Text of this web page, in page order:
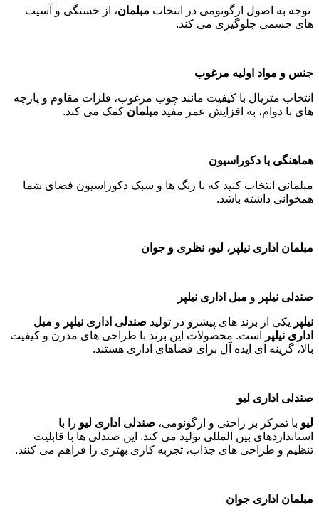
توجه به اصول ارگونومی در انتخاب مبلمان، از خستگی و آسیب
های جسمی جلوگیری می کند.
جنس و مواد اولیه مرغوب
انتخاب متریال با کیفیت مانند چوب مرغوب، فلزات مقاوم و پارچه
های با دوام، به افزایش عمر مفید مبلمان کمک می کند.
هماهنگی با دکوراسیون
مبلمانی انتخاب کنید که با رنگ ها و سبک دکوراسیون فضای شما
همخوانی داشته باشد.
مبلمان اداری نیلپر، لیو، نظری و جوان
صندلی نیلپر و مبل اداری نیلپر
نیلپر یکی از برند های پیشرو در تولید صندلی اداری نیلپر و مبل
اداری نیلپر
است. محصولات این برند با طراحی های مدرن و کیفیت
بالا، گزینه ای ایده آل برای فضاهای اداری هستند.
صندلی اداری لیو
لیو با تمرکز بر راحتی و ارگونومی، صندلی اداری لیو را با
استانداردهای بین المللی تولید می کند. این صندلی ها با قابلیت
تنظیم و طراحی های جذاب، تجربه کاری بهتری را فراهم می کنند.
مبلمان اداری جوان